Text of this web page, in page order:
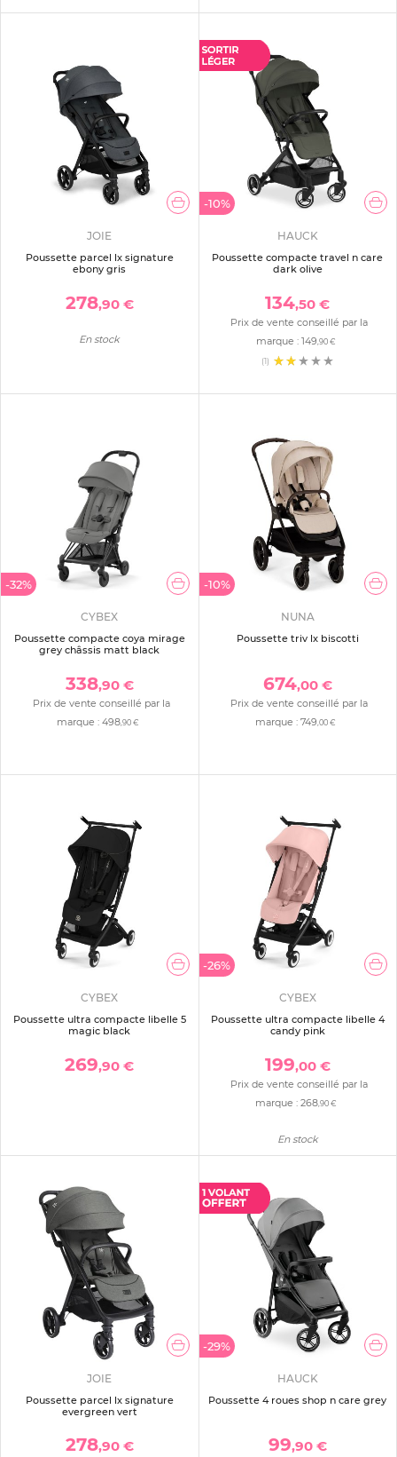
JOIE
Poussette parcel lx signature
ebony gris
278,90 €
En stock
-10%
HAUCK
Poussette compacte travel n care
dark olive
134,50 €
Prix de vente conseillé par la
marque : 149 ,90 €
(1)
-32%
CYBEX
Poussette compacte coya mirage
grey châssis matt black
338,90 €
Prix de vente conseillé par la
marque : 498,90 €
-10%
NUNA
Poussette triv lx biscotti
674,00 €
Prix de vente conseillé par la
marque :749 ,00 €
CYBEX
Poussette ultra compacte libelle 5
magic black
269,90 €
-26%
CYBEX
Poussette ultra compacte libelle 4
candy pink
199,00 €
Prix de vente conseillé par la
marque : 268,90 €
En stock
JOIE
Poussette parcel lx signature
evergreen vert
278,90 €
-29%
HAUCK
Poussette 4 roues shop n care grey
99,90 €